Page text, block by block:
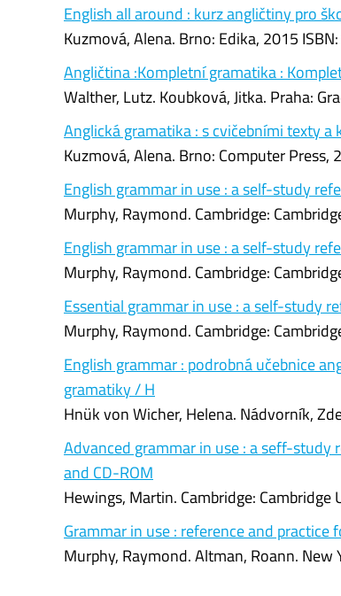
English all around : kurz angličtiny pro
Kuzmová, Alena. Brno: Edika, 2015
Angličtina :Kompletní gramatika :
Walther, Lutz. Koubková, Jitka. Praha:
Anglická gramatika : s cvičebními texty a
Kuzmová, Alena. Brno: Computer
English grammar in use : a self-study
Murphy, Raymond. Cambridge:
English grammar in use : a self-study
Murphy, Raymond. Cambridge:
Essential grammar in use : a self-study
Murphy, Raymond. Cambridge:
English grammar : podrobná učebnice
gramatiky / H
Hnük von Wicher, Helena. Nádvorník,
Advanced grammar in use : a seff-study
and CD-ROM
Hewings, Martin. Cambridge:
Grammar in use : reference and
Murphy, Raymond. Altman, Roann.